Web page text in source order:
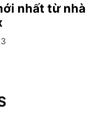
nhất từ nhà